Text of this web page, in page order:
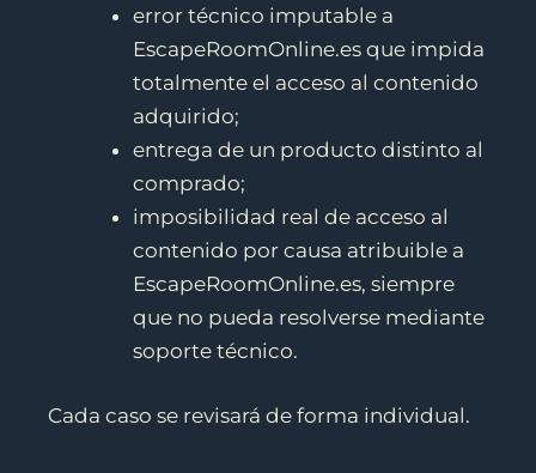
error técnico imputable a
EscapeRoomOnline.es que impida
totalmente el acceso al contenido
adquirido;
entrega de un producto distinto al
comprado;
imposibilidad real de acceso al
contenido por causa atribuible a
EscapeRoomOnline.es, siempre
que no pueda resolverse mediante
soporte técnico.
Cada caso se revisará de forma individual.